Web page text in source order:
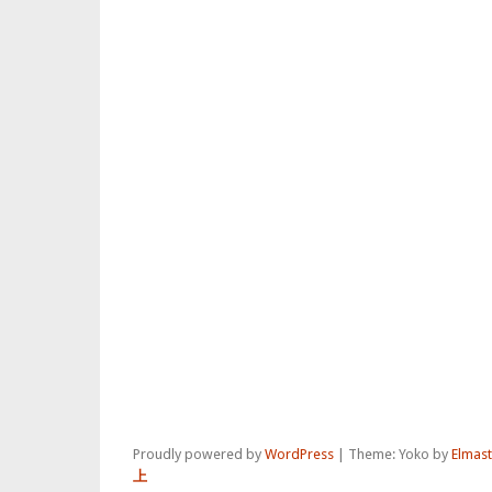
Proudly powered by WordPress Theme: Yoko by
上